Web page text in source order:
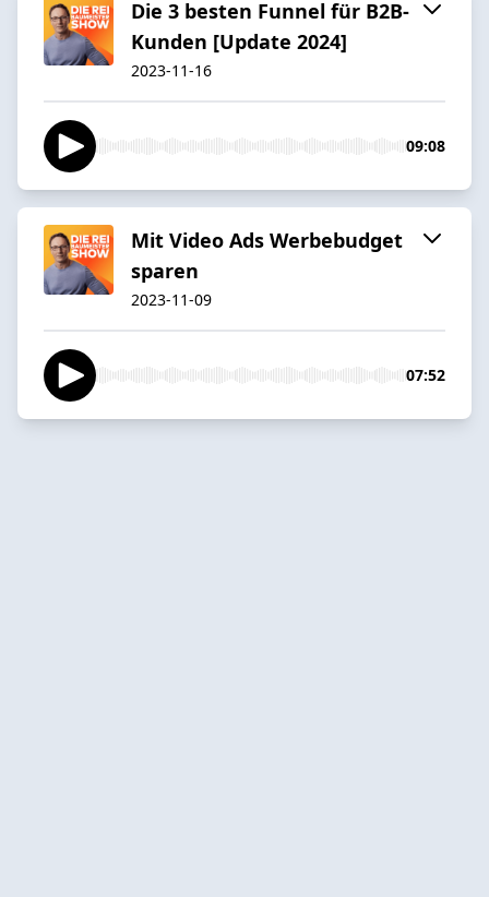
Die 3 besten Funnel für B2B-
Kunden [Update 2024]
2023-11-16
09:08
Mit Video Ads Werbebudget
sparen
2023-11-09
07:52